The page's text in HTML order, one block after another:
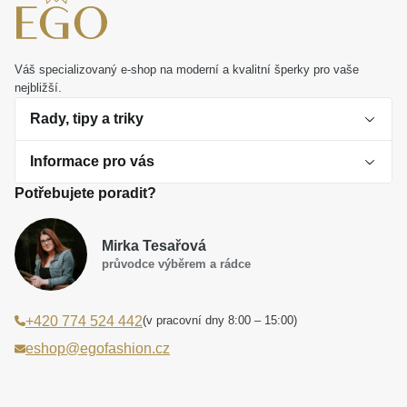
Zvolte doplněk, který vypráví příběh o odvaze a
zachovává si svou nadčasovou úroveň po dlouhá
léta.
Váš specializovaný e-shop na moderní a kvalitní šperky pro vaše
nejbližší.
Rady, tipy a triky
O perlách
Jak vybrat perlový šperk
Dárková inspirace
Smaltované a korálkové šperky jako trend
Laboratorní diamanty jsou budoucnost
Jak správně pečovat o šperky
Informace pro vás
Obchodní podmínky
Reklamační řád
Poučení o právu na odstoupení od smlouvy
Potřebujete poradit?
Mirka Tesařová
průvodce výběrem a rádce
+420 774 524 442(v pracovní dny 8:00 – 15:00)
eshop@egofashion.cz